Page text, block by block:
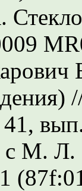
41,
с М. Л.